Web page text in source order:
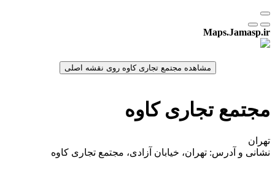
Maps.Jamasp.ir
مجتمع تجاری کاوه
تهران
نشانی و آدرس: تهران، خیابان آزادی، مجتمع تجاری کاوه